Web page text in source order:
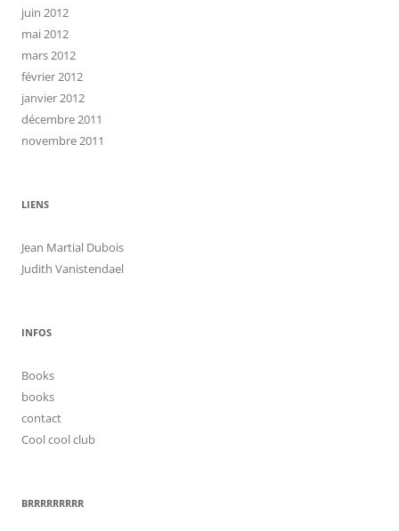
juin 2012
mai 2012
mars 2012
février 2012
janvier 2012
décembre 2011
novembre 2011
LIENS
Jean Martial Dubois
Judith Vanistendael
INFOS
Books
books
contact
Cool cool club
BRRRRRRRRR